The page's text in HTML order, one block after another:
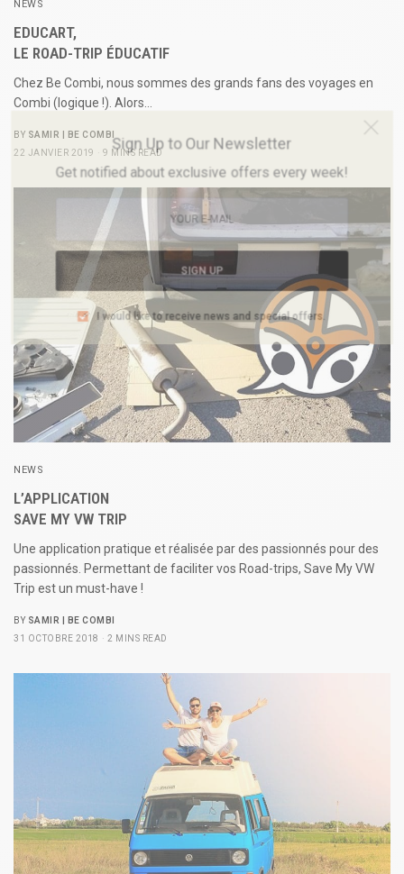
Sign Up to Our Newsletter
Get notified about exclusive offers every week!
SIGN UP
I would like to receive news and special offers.
NEWS
EDUCART,
LE ROAD-TRIP ÉDUCATIF
Chez Be Combi, nous sommes des grands fans des voyages en
Combi (logique !). Alors…
BY SAMIR | BE COMBI
22 JANVIER 2019
9 MINS READ
NEWS
L’APPLICATION
SAVE MY VW TRIP
Une application pratique et réalisée par des passionnés pour des
passionnés. Permettant de faciliter vos Road-trips, Save My VW
Trip est un must-have !
BY SAMIR | BE COMBI
31 OCTOBRE 2018
2 MINS READ